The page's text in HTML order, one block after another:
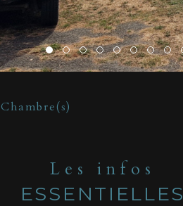
Chambre(s)
Les infos
ESSENTIELLES